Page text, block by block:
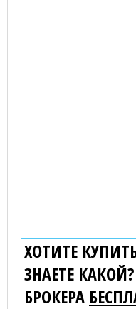
ХОТИТЕ
ЗНАЕТЕ
БРОКЕРА